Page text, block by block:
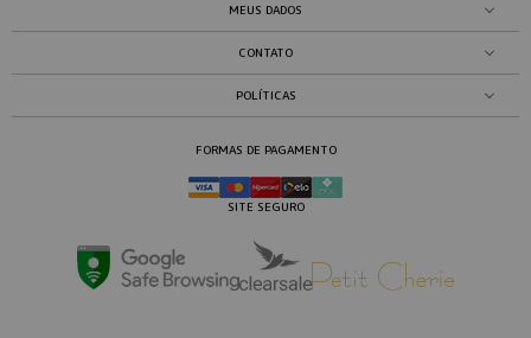
MEUS DADOS
CONTATO
POLÍTICAS
FORMAS DE PAGAMENTO
SITE SEGURO